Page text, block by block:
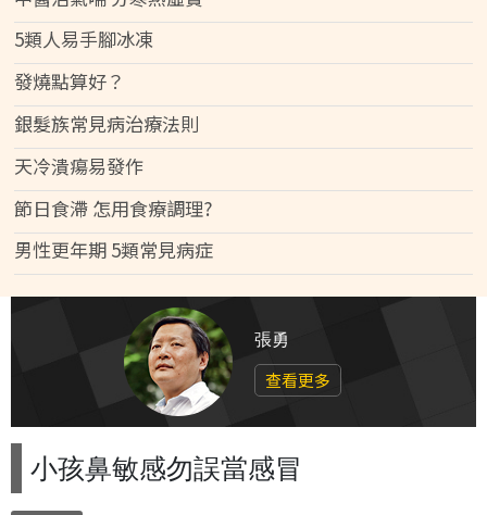
5類人易手腳冰凍
發燒點算好？
銀髮族常見病治療法則
天冷潰瘍易發作
節日食滯 怎用食療調理?
男性更年期 5類常見病症
張勇
查看更多
小孩鼻敏感勿誤當感冒